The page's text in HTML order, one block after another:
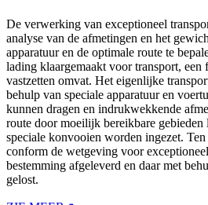
De verwerking van exceptioneel
analyse van de afmetingen en het
apparatuur en de optimale route te
lading klaargemaakt voor transport, een
vastzetten omvat. Het eigenlijke
behulp van speciale apparatuur en
kunnen dragen en indrukwekkende
route door moeilijk bereikbare
speciale konvooien worden ingezet.
conform de wetgeving voor
bestemming afgeleverd en daar met
gelost.